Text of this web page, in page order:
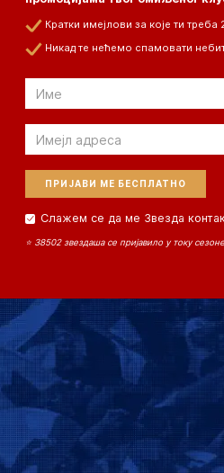
Кратки имејлови за које ти треба
Никад те нећемо спамовати
Email
Email
Слажем се да ме Звезда
⭐ 38502 звездаша се пријавило у току